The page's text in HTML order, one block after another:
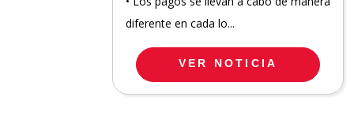
diferente en cada lo...
VER NOTICIA